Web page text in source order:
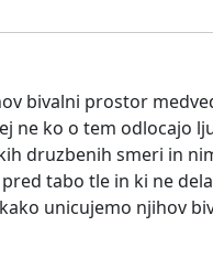
bivalni prostor
ko o tem odlocajo
druzbenih smeri in
tabo tle in ki ne
unicujemo njihov